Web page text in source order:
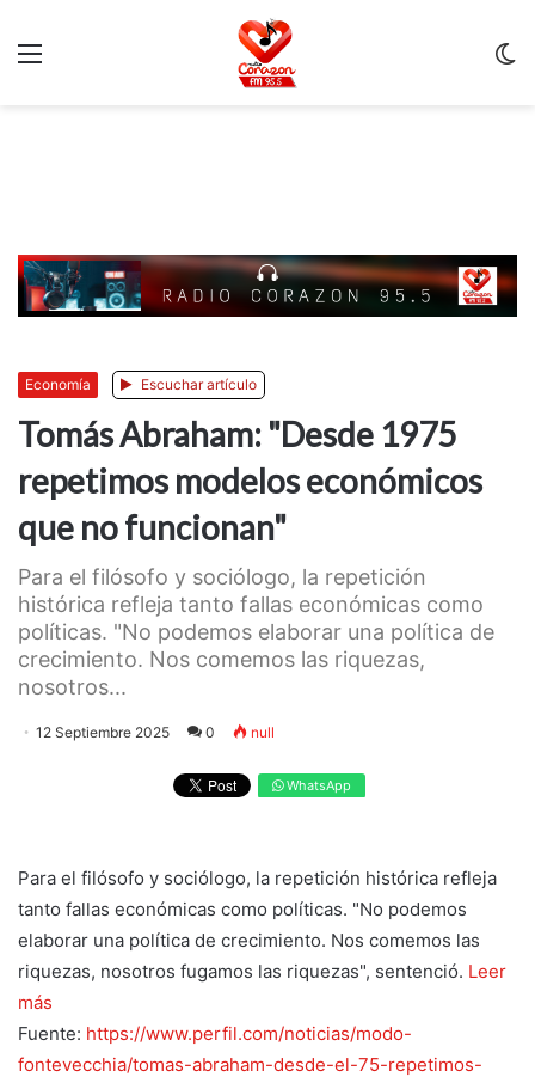
Economía Escuchar artículo
Tomás Abraham: "Desde 1975
repetimos modelos económicos
que no funcionan"
Para el filósofo y sociólogo, la repetición
histórica refleja tanto fallas económicas como
políticas. "No podemos elaborar una política de
crecimiento. Nos comemos las riquezas,
nosotros...
12 Septiembre 2025 0 null
WhatsApp
Para el filósofo y sociólogo, la repetición histórica refleja
tanto fallas económicas como políticas. "No podemos
elaborar una política de crecimiento. Nos comemos las
riquezas, nosotros fugamos las riquezas", sentenció. Leer
más
Fuente: https://www.perfil.com/noticias/modo-
fontevecchia/tomas-abraham-desde-el-75-repetimos-